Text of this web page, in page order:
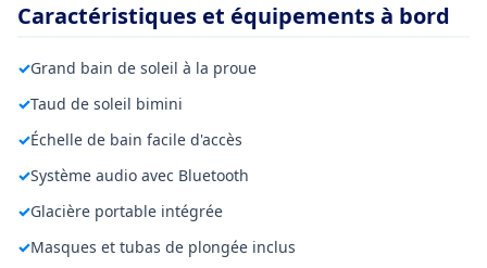
Caractéristiques et équipements à bord
✓Grand bain de soleil à la proue
✓Taud de soleil bimini
✓Échelle de bain facile d'accès
✓Système audio avec Bluetooth
✓Glacière portable intégrée
✓Masques et tubas de plongée inclus